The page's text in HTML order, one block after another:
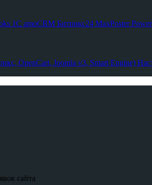
1С amoCRM Битрикс24 MaxPoster
OpenCart, Joomla v3, Smart Engine)
сайта